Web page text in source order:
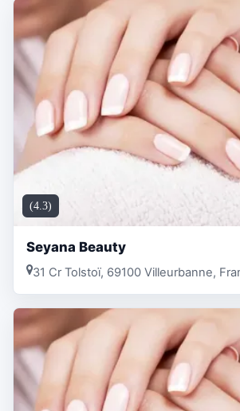
(4.3)
Seyana Beauty
31 Cr Tolstoï, 69100 Villeurbanne,